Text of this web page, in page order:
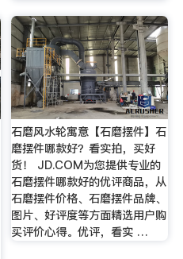
石磨风水轮寓意【石磨摆件】石
磨摆件哪款好？看实拍，买好
货！ JD.COM为您提供专业的
石磨摆件哪款好的优评商品，从
石磨摆件价格、石磨摆件品牌、
图片、好评度等方面精选用户购
买评价心得。优评，看实 …